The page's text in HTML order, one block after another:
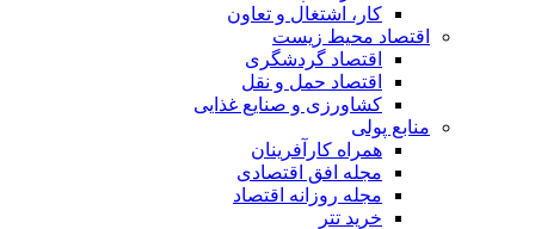
کار، اشتغال و تعاون
اقتصاد محیط زیست
اقتصاد گردشگری
اقتصاد حمل و نقل
کشاورزی و صنایع غذایی
منابع پولی
همراه کارآفرینان
مجله افق اقتصادی
مجله روزانه اقتصاد
خرید تتر